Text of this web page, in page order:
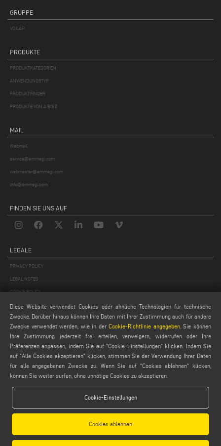
GRUPPE
VOILÀP
PRODUKTE
PRODUKTKATEGORIEN
ANWENDUNGSTYP
PRODUKTFINDER
PRODUKTE VON A BIS Z
MAIL
Webmail
service@emmegi.com
webmaster@emmegi.com
info@emmegi.com
FINDEN SIE UNS AUF
LEGALE
PRIVACY POLICY
LEGAL NOTES
COOKIE POLICY
GENERAL TERMS AND CONDITIONS OF SALE
ALLGEMEINE VERTRIEBSBEDINGUNGEN
COOKIES EINSTELLUNGEN
Emmegi S.p.a. - Via Archimede, 10 - 41019 - Limidi di Soliera (MO) - ITALY -
tel +39 059 895411- P.Iva/C.Fisc 01978870366
Capitale Sociale € 2.080.000,00 i.v. - Nr. Identificazione I.V.A. IT 01978870366 - R.I.
Modena 01978870366 - R.E.A Modena 256411
Diese Website verwendet Cookies oder ähnliche Technologien für technische
Zwecke. Darüber hinaus können Ihre Daten mit Ihrer Zustimmung auch für andere
Zwecke verwendet werden, wie in derCookie-Richtlinie angegeben. Sie können
Ihre Zustimmung jederzeit frei erteilen, verweigern, widerrufen oder Ihre
Präferenzen anpassen, indem Sie auf "Cookie-Einstellungen" klicken. Indem Sie
auf "Alle Cookies akzeptieren" klicken, stimmen Sie der Verwendung Ihrer Daten
für alle angegebenen Zwecke zu. Wenn Sie auf "Cookies ablehnen" klicken,
können Sie weiter surfen, ohne unnötige Cookies zu akzeptieren.
Cookie-Einstellungen
Cookies ablehnen